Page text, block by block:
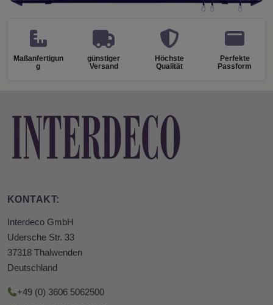
Maßanfertigun
g
günstiger
Versand
Höchste
Qualität
Perfekte
Passform
KONTAKT:
Interdeco GmbH
Udersche Str. 33
37318 Thalwenden
Deutschland
+49 (0) 3606 5062500